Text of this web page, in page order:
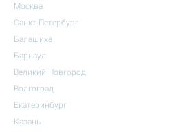
Москва
Санкт-Петербург
Балашиха
Барнаул
Великий Новгород
Волгоград
Екатеринбург
Казань